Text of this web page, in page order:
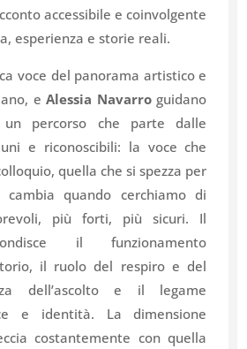
accessibile e coinvolgente
esperienza e storie reali.
voce del panorama artistico e
eAlessia Navarroguidano
percorso che parte dalle
e riconoscibili: la voce che
quella che si spezza per
cambia quando cerchiamo di
più forti, più sicuri. Il
il funzionamento
il ruolo del respiro e del
dell’ascolto e il legame
e identità. La dimensione
costantemente con quella